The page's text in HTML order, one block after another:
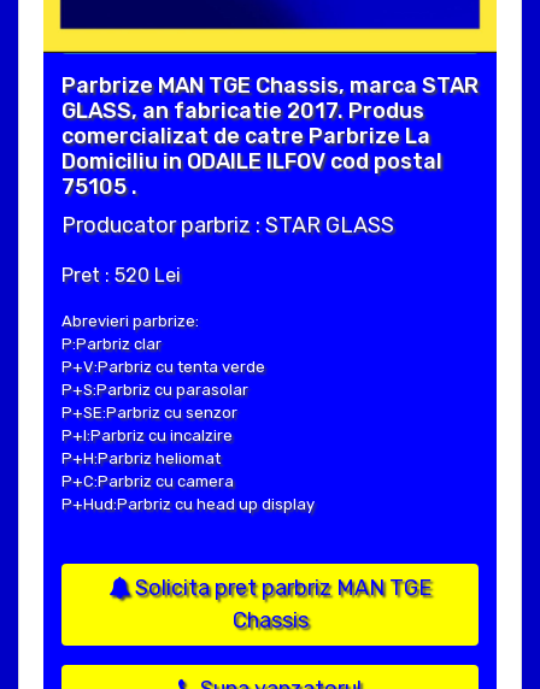
Parbrize MAN TGE Chassis, marca STAR
GLASS, an fabricatie 2017. Produs
comercializat de catre Parbrize La
Domiciliu in ODAILE ILFOV cod postal
75105 .
Producator parbriz : STAR GLASS
Pret : 520 Lei
Abrevieri parbrize:
P:Parbriz clar
P+V:Parbriz cu tenta verde
P+S:Parbriz cu parasolar
P+SE:Parbriz cu senzor
P+I:Parbriz cu incalzire
P+H:Parbriz heliomat
P+C:Parbriz cu camera
P+Hud:Parbriz cu head up display
Solicita pret parbriz MAN TGE
Chassis